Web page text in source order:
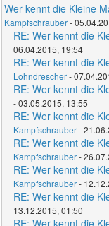
Wer kennt die Kleine
Kampfschrauber-
RE: Wer kennt die
06.04.2015, 19:54
RE: Wer kennt die
Lohndrescher-
RE: Wer kennt die
- 03.05.2015, 13:55
RE: Wer kennt die
Kampfschrauber-
RE: Wer kennt die
Kampfschrauber-
RE: Wer kennt die
Kampfschrauber-
RE: Wer kennt die
13.12.2015, 01:50
RE: Wer kennt die